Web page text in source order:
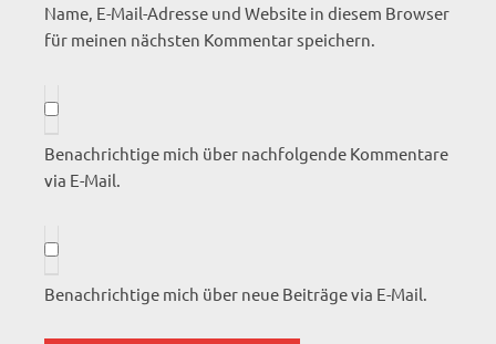
Name, E-Mail-Adresse und Website in diesem Browser
für meinen nächsten Kommentar speichern.
Benachrichtige mich über nachfolgende Kommentare
via E-Mail.
Benachrichtige mich über neue Beiträge via E-Mail.